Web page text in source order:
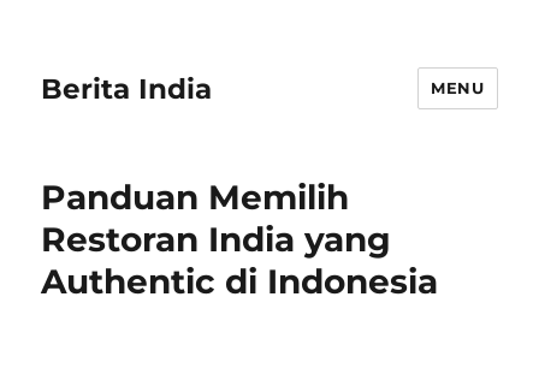
Berita India MENU
Panduan Memilih
Restoran India yang
Authentic di Indonesia